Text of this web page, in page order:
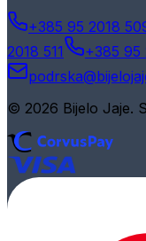
+385 95 2018
2018 511
+385 95
© 2026 Bijelo Jaje.